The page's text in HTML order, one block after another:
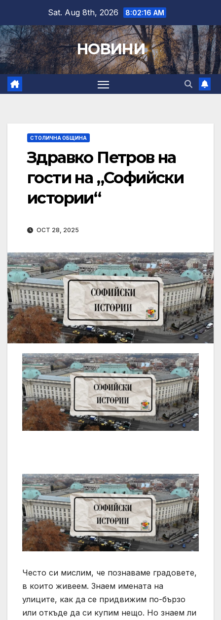
content
Sat. Aug 8th, 2026 8:02:17 AM
НОВИНИ
СТОЛИЧНА ОБЩИНА
Здравко Петров на
гости на „Софийски
истории“
OCT 28, 2025
Често си мислим, че познаваме градовете,
в които живеем. Знаем имената на
улиците, как да се придвижим по-бързо
или откъде да си купим нещо. Но знаем ли